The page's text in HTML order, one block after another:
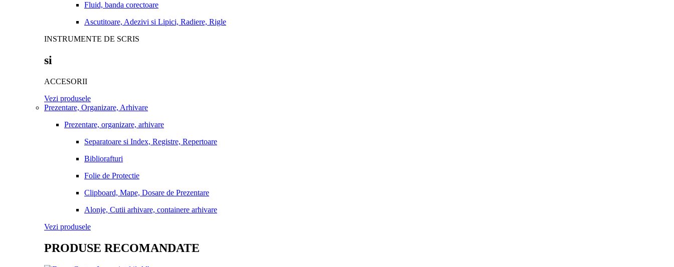
Fluid, banda corectoare
Ascutitoare, Adezivi si Lipici, Radiere, Rigle
INSTRUMENTE DE SCRIS
si
ACCESORII
Vezi produsele
Prezentare, Organizare, Arhivare
Prezentare, organizare, arhivare
Separatoare si Index, Registre, Repertoare
Bibliorafturi
Folie de Protectie
Clipboard, Mape, Dosare de Prezentare
Alonje, Cutii arhivare, containere arhivare
Vezi produsele
PRODUSE RECOMANDATE